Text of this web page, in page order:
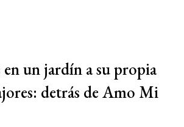
en un jardín a su propia
detrás de Amo Mi